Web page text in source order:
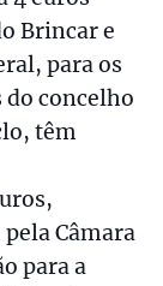
Brincar e
para os
do concelho
têm
Câmara
para a